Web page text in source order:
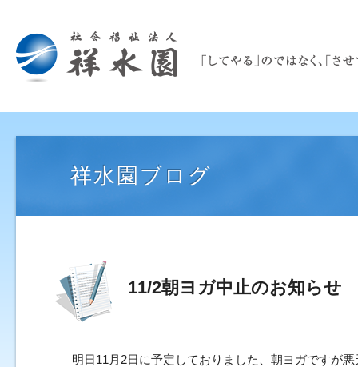
祥水園ブログ
11/2朝ヨガ中止のお知らせ
明日11月2日に予定しておりました、朝ヨガですが